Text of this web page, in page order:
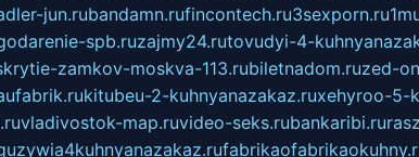
jun.rubandamn.rufincontech.ru3sexporn.ru
spb.ruzajmy24.rutovudyi-4-
zamkov-moskva-113.rubiletnadom.ruzed-
kitubeu-2-kuhnyanazakaz.ruxehyroo-5-
vladivostok-map.ruvideo-seks.rubankaribi.ru